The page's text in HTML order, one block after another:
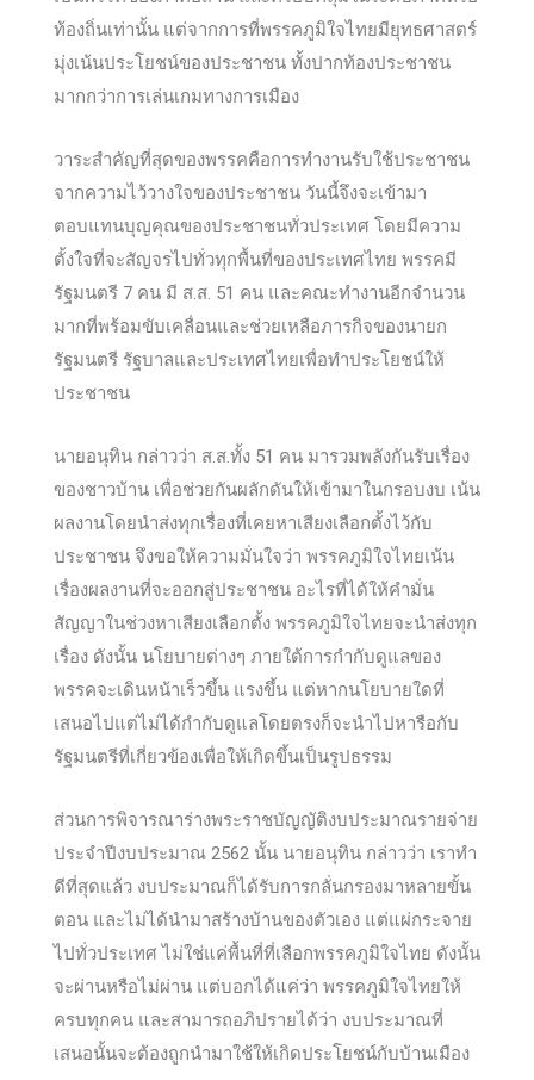
ท้องถิ่นเท่านั้น แต่จากการที่พรรคภูมิใจไทยมียุทธศาสตร์
มุ่งเน้นประโยชน์ของประชาชน ทั้งปากท้องประชาชน
มากกว่าการเล่นเกมทางการเมือง
วาระสำคัญที่สุดของพรรคคือการทำงานรับใช้ประชาชน
จากความไว้วางใจของประชาชน วันนี้จึงจะเข้ามา
ตอบแทนบุญคุณของประชาชนทั่วประเทศ โดยมีความ
ตั้งใจที่จะสัญจรไปทั่วทุกพื้นที่ของประเทศไทย พรรคมี
รัฐมนตรี 7 คน มี ส.ส. 51 คน และคณะทำงานอีกจำนวน
มากที่พร้อมขับเคลื่อนและช่วยเหลือภารกิจของนายก
รัฐมนตรี รัฐบาลและประเทศไทยเพื่อทำประโยชน์ให้
ประชาชน
นายอนุทิน กล่าวว่า ส.ส.ทั้ง 51 คน มารวมพลังกันรับเรื่อง
ของชาวบ้าน เพื่อช่วยกันผลักดันให้เข้ามาในกรอบงบ เน้น
ผลงานโดยนำส่งทุกเรื่องที่เคยหาเสียงเลือกตั้งไว้กับ
ประชาชน จึงขอให้ความมั่นใจว่า พรรคภูมิใจไทยเน้น
เรื่องผลงานที่จะออกสู่ประชาชน อะไรที่ได้ให้คำมั่น
สัญญาในช่วงหาเสียงเลือกตั้ง พรรคภูมิใจไทยจะนำส่งทุก
เรื่อง ดังนั้น นโยบายต่างๆ ภายใต้การกำกับดูแลของ
พรรคจะเดินหน้าเร็วขึ้น แรงขึ้น แต่หากนโยบายใดที่
เสนอไปแต่ไม่ได้กำกับดูแลโดยตรงก็จะนำไปหารือกับ
รัฐมนตรีที่เกี่ยวข้องเพื่อให้เกิดขึ้นเป็นรูปธรรม
ส่วนการพิจารณาร่างพระราชบัญญัติงบประมาณรายจ่าย
ประจำปีงบประมาณ 2562 นั้น นายอนุทิน กล่าวว่า เราทำ
ดีที่สุดแล้ว งบประมาณก็ได้รับการกลั่นกรองมาหลายขั้น
ตอน และไม่ได้นำมาสร้างบ้านของตัวเอง แต่แผ่กระจาย
ไปทั่วประเทศ ไม่ใช่แค่พื้นที่ที่เลือกพรรคภูมิใจไทย ดังนั้น
จะผ่านหรือไม่ผ่าน แต่บอกได้แค่ว่า พรรคภูมิใจไทยให้
ครบทุกคน และสามารถอภิปรายได้ว่า งบประมาณที่
เสนอนั้นจะต้องถูกนำมาใช้ให้เกิดประโยชน์กับบ้านเมือง